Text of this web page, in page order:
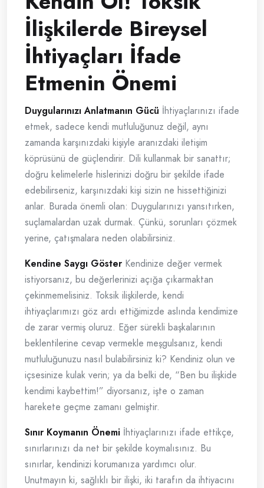
İlişkilerde Bireysel
İhtiyaçları İfade
Etmenin Önemi
Duygularınızı Anlatmanın Gücü İhtiyaçlarınızı ifade
etmek, sadece kendi mutluluğunuz değil, aynı
zamanda karşınızdaki kişiyle aranızdaki iletişim
köprüsünü de güçlendirir. Dili kullanmak bir sanattır;
doğru kelimelerle hislerinizi doğru bir şekilde ifade
edebilirseniz, karşınızdaki kişi sizin ne hissettiğinizi
anlar. Burada önemli olan: Duygularınızı yansıtırken,
suçlamalardan uzak durmak. Çünkü, sorunları çözmek
yerine, çatışmalara neden olabilirsiniz.
Kendine Saygı Göster Kendinize değer vermek
istiyorsanız, bu değerlerinizi açığa çıkarmaktan
çekinmemelisiniz. Toksik ilişkilerde, kendi
ihtiyaçlarımızı göz ardı ettiğimizde aslında kendimize
de zarar vermiş oluruz. Eğer sürekli başkalarının
beklentilerine cevap vermekle meşgulsanız, kendi
mutluluğunuzu nasıl bulabilirsiniz ki? Kendiniz olun ve
içsesinize kulak verin; ya da belki de, “Ben bu ilişkide
kendimi kaybettim!” diyorsanız, işte o zaman
harekete geçme zamanı gelmiştir.
Sınır Koymanın Önemi İhtiyaçlarınızı ifade ettikçe,
sınırlarınızı da net bir şekilde koymalısınız. Bu
sınırlar, kendinizi korumanıza yardımcı olur.
Unutmayın ki, sağlıklı bir ilişki, iki tarafın da ihtiyacını